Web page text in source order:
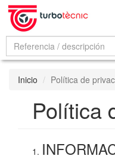
Inicio Política de
Política